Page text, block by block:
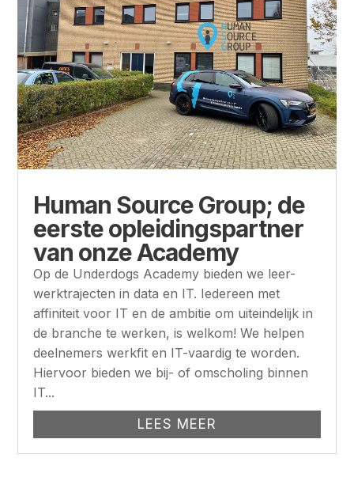
Human Source Group; de
eerste opleidingspartner
van onze Academy
Op de Underdogs Academy bieden we leer-
werktrajecten in data en IT. Iedereen met
affiniteit voor IT en de ambitie om uiteindelijk in
de branche te werken, is welkom! We helpen
deelnemers werkfit en IT-vaardig te worden.
Hiervoor bieden we bij- of omscholing binnen
IT...
LEES MEER